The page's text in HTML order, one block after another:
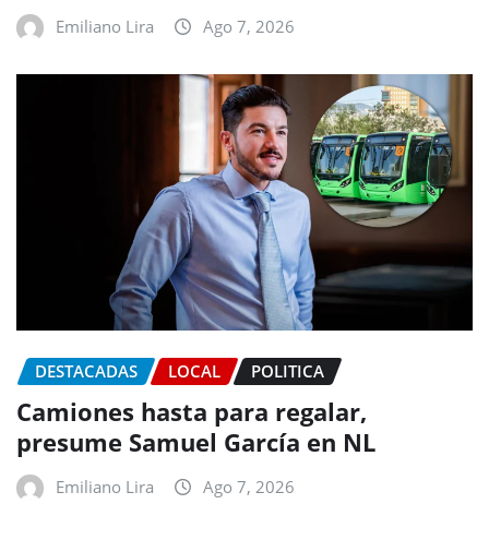
Emiliano Lira Ago 7, 2026
DESTACADAS LOCAL POLITICA
Camiones hasta para regalar,
presume Samuel García en NL
Emiliano Lira Ago 7, 2026